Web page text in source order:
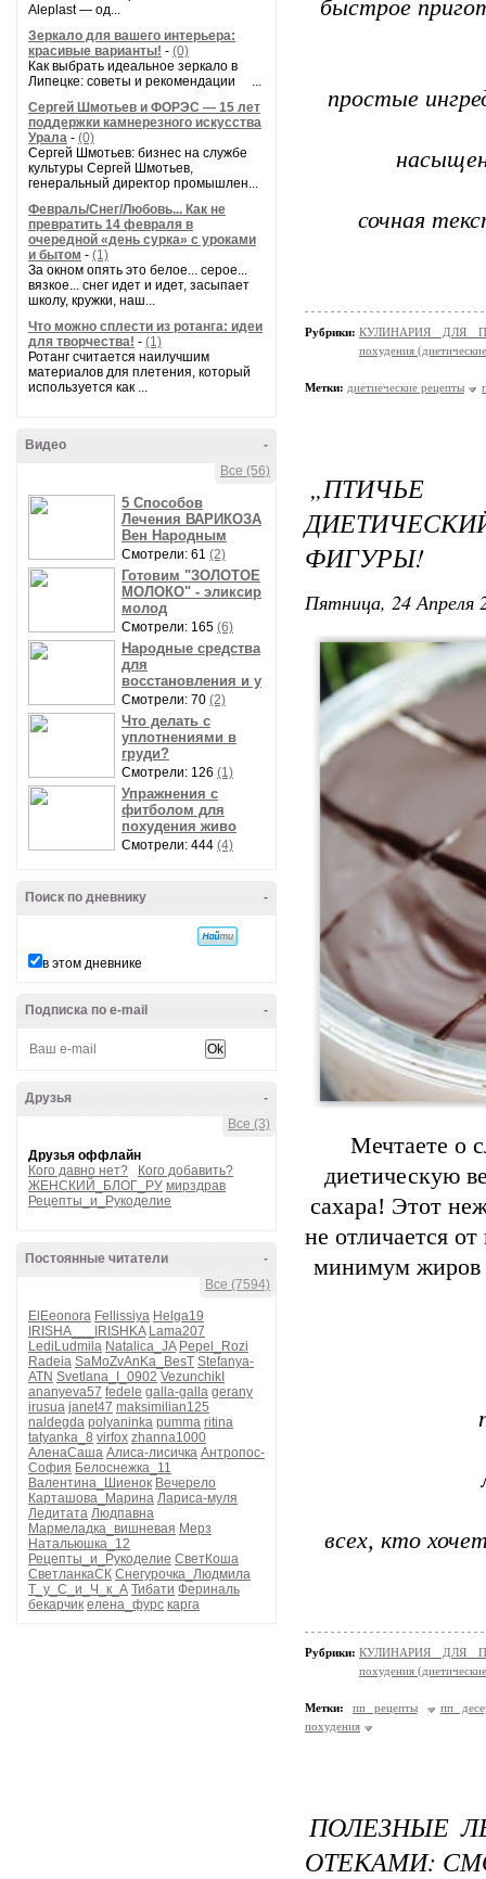
Aleplast — од...
Зеркало для вашего интерьера:
красивые варианты! - (0)
Как выбрать идеальное зеркало в
Липецке: советы и рекомендации ...
Сергей Шмотьев и ФОРЭС — 15 лет
поддержки камнерезного искусства
Урала - (0)
Сергей Шмотьев: бизнес на службе
культуры Сергей Шмотьев,
генеральный директор промышлен...
Февраль/Снег/Любовь... Как не
превратить 14 февраля в
очередной «день сурка» с уроками
и бытом - (1)
За окном опять это белое... серое...
вязкое... снег идет и идет, засыпает
школу, кружки, наш...
Что можно сплести из ротанга: идеи
для творчества! - (1)
Ротанг считается наилучшим
материалов для плетения, который
используется как ...
-
Видео
Все (56)
5 Способов
Лечения ВАРИКОЗА
Вен Народным
Смотрели: 61 (2)
Готовим "ЗОЛОТОЕ
МОЛОКО" - эликсир
молод
Смотрели: 165 (6)
Народные средства
для
восстановления и у
Смотрели: 70 (2)
Что делать с
уплотнениями в
груди?
Смотрели: 126 (1)
Упражнения с
фитболом для
похудения живо
Смотрели: 444 (4)
-
Поиск по дневнику
в этом дневнике
-
Подписка по e-mail
-
Друзья
Все (3)
Друзья оффлайн
Кого давно нет?
Кого добавить?
ЖЕНСКИЙ_БЛОГ_РУ мирздрав
Рецепты_и_Рукоделие
-
Постоянные читатели
Все (7594)
ElEeonora Fellissiya Helga19
IRISHA___IRISHKA Lama207
LediLudmila Natalica_JA Pepel_Rozi
Radeia SaMoZvAnKa_BesT Stefanya-
ATN Svetlana_I_0902 VezunchikI
ananyeva57 fedele galla-galla gerany
irusua janet47 maksimilian125
naldegda polyaninka pumma ritina
tatyanka_8 virfox zhanna1000
АленаСаша Алиса-лисичка Антропос-
София Белоснежка_11
Валентина_Шиенок Вечерело
Карташова_Марина Лариса-муля
Ледитата Людпавна
Мармеладка_вишневая Мерз
Натальюшка_12
Рецепты_и_Рукоделие СветКоша
СветланкаСК Снегурочка_Людмила
Т_у_С_и_Ч_к_А Тибати Фериналь
бекарчик елена_фурс карга
быстрое
простые
сочная
Рубрики: КУЛИНАРИЯ ДЛЯ
похудения
Метки: диетиеческие рецепты
ФИГУРЫ!
Пятница, 24 Апреля
Мечтаете о
диетическую
сахара! Этот
не отличается
минимум жиров
всех, кто
Рубрики: КУЛИНАРИЯ ДЛЯ
похудения
Метки: пп рецепты
пп
похудения
ПОЛЕЗНЫЕ
ОТЕКАМИ: